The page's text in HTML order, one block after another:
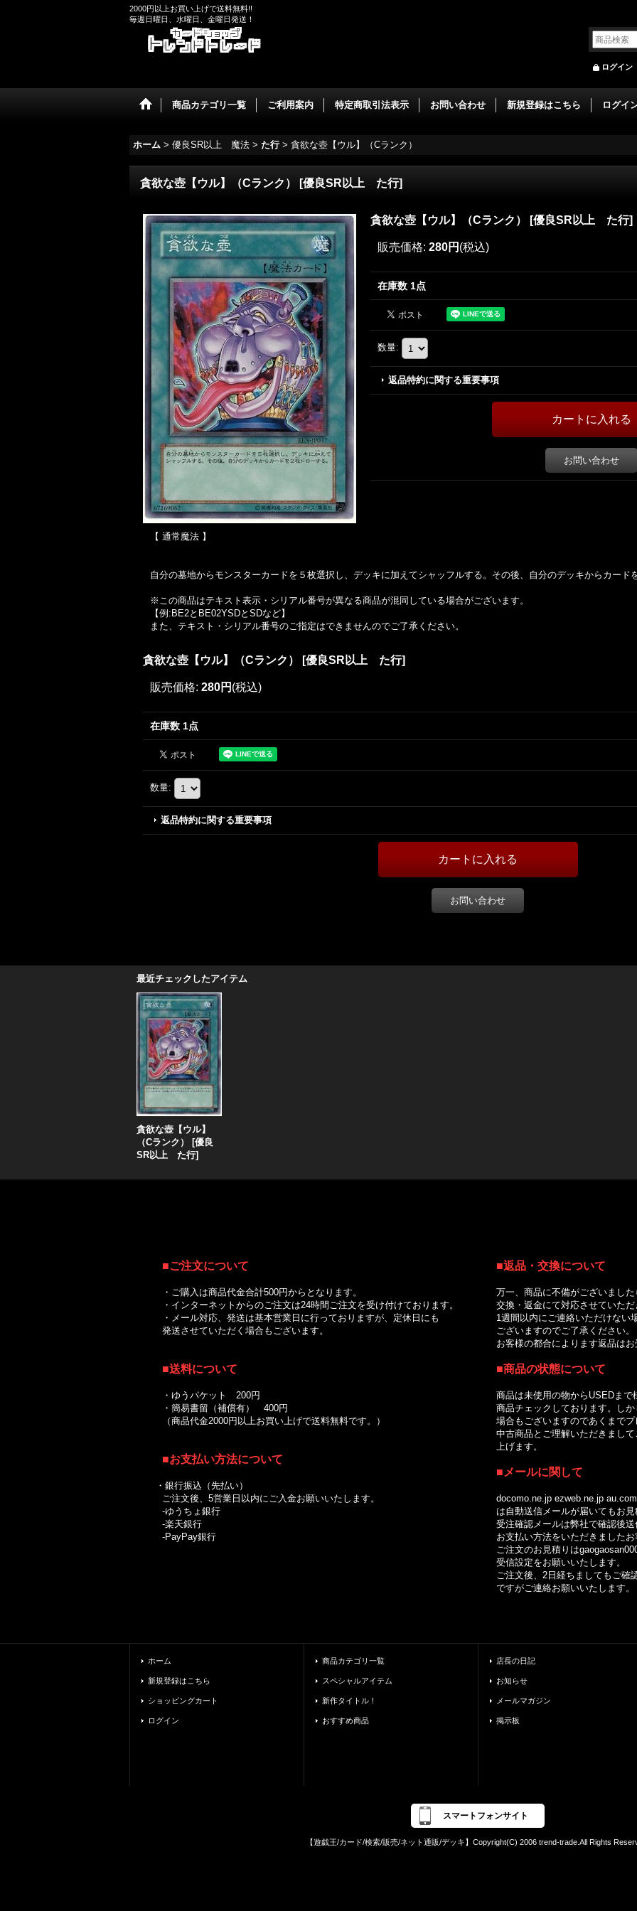
2000円以上お買い上げで送料無料!!
毎週日曜日、水曜日、金曜日発送！
ログイン
商品カテゴリ一覧 ご利用案内 特定商取引法表示 お問い合わせ 新規登録はこちら ログイ
ホーム > 優良SR以上 魔法 > た行 > 貪欲な壺【ウル】（Cランク）
貪欲な壺【ウル】（Cランク） [優良SR以上 た行]
貪欲な壺【ウル】（Cランク） [優良SR以上 た行]
販売価格: 280円 (税込)
在庫数 1点
数量:
返品特約に関する重要事項
お問い合わせ
【 通常魔法 】
自分の墓地からモンスターカードを５枚選択し、デッキに加えてシャッフルする。その後、自分のデッキからカード
※この商品はテキスト表示・シリアル番号が異なる商品が混同している場合がございます。
【例:BE2とBE02YSDとSDなど】
また、テキスト・シリアル番号のご指定はできませんのでご了承ください。
貪欲な壺【ウル】（Cランク） [優良SR以上 た行]
販売価格: 280円 (税込)
在庫数 1点
数量:
返品特約に関する重要事項
お問い合わせ
最近チェックしたアイテム
貪欲な壺【ウル】
（Cランク）
[優良
SR以上 た行]
■ご注文について
・ご購入は商品代金合計500円からとなります。
・インターネットからのご注文は24時間ご注文を受け付けております。
・メール対応、発送は基本営業日に行っておりますが、定休日にも
発送させていただく場合もございます。
■返品・交換について
万一、商品に不備がございました
交換・返金にて対応させていただ
1週間以内にご連絡いただけない
ございますのでご了承ください。
お客様の都合によります返品はお
■送料について
・ゆうパケット 200円
・簡易書留（補償有） 400円
（商品代金2000円以上お買い上げで送料無料です。）
■お支払い方法について
・銀行振込（先払い）
ご注文後、5営業日以内にご入金お願いいたします。
-ゆうちょ銀行
-楽天銀行
-PayPay銀行
■商品の状態について
商品は未使用の物からUSEDまで
商品チェックしております。しか
場合もございますのであくまでプ
中古商品とご理解いただきまして
上げます。
■メールに関して
docomo.ne.jp ezweb.ne.jp au.com
は自動送信メールが届いてもお見
受注確認メールは弊社で確認後送
お支払い方法をいただきましたお
ご注文のお見積りは
受信設定をお願いいたします。
ご注文後、2日経ちましてもご確
ですがご連絡お願いいたします。
ホーム
新規登録はこちら
ショッピングカート
ログイン
商品カテゴリ一覧
スペシャルアイテム
新作タイトル！
おすすめ商品
店長の日記
お知らせ
メールマガジン
掲示板
スマートフォンサイト
【遊戯王/カード/検索/販売/ネット通販/デッキ】Copyright(C) 2006 trend-trade.All Rights